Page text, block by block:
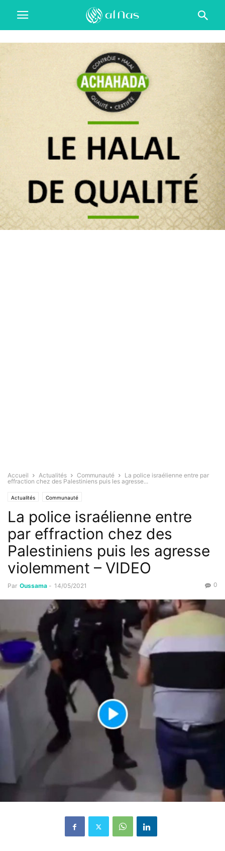
Accueil Actualités Communauté
La police israélienne entre par
effraction chez des Palestiniens puis les agresse...
Actualités Communauté
La police israélienne entre
par effraction chez des
Palestiniens puis les agresse
violemment – VIDEO
Par Oussama - 14/05/2021 0